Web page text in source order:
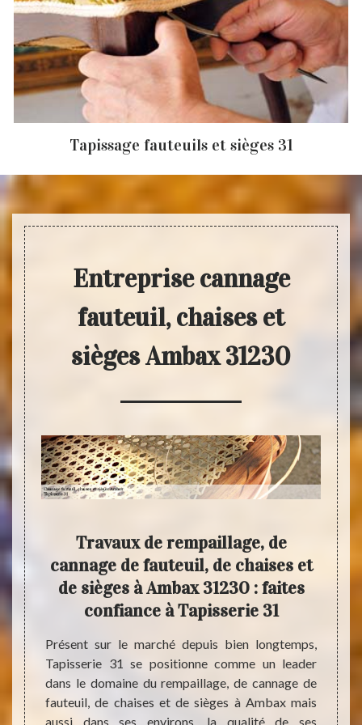
Tapissage fauteuils et sièges 31
Entreprise cannage
fauteuil, chaises et
sièges Ambax 31230
à
Travaux de rempaillage, de
cannage de fauteuil, de chaises et
de sièges à Ambax 31230 : faites
confiance à Tapisserie 31
Présent sur le marché depuis bien longtemps,
Tapisserie 31 se positionne comme un leader
dans le domaine du rempaillage, de cannage de
fauteuil, de chaises et de sièges à Ambax mais
aussi dans ses environs. la qualité de ses
de
Si
31.